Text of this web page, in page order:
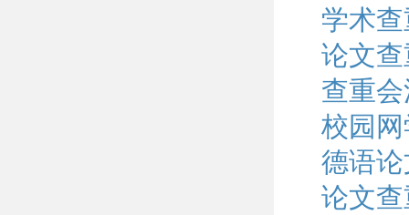
学术
论文
查重
校园
德语
论文